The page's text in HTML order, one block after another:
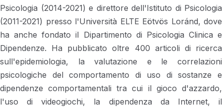
Psicologia (2014-2021) e direttore dell'Istituto di Psicologia
(2011-2021) presso l'Università ELTE Eötvös Loránd, dove
ha anche fondato il Dipartimento di Psicologia Clinica e
Dipendenze. Ha pubblicato oltre 400 articoli di ricerca
sull'epidemiologia, la valutazione e le correlazioni
psicologiche del comportamento di uso di sostanze e
dipendenze comportamentali tra cui il gioco d'azzardo,
l'uso di videogiochi, la dipendenza da Internet, il